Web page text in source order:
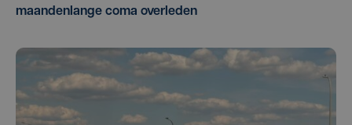
maandenlange coma overleden